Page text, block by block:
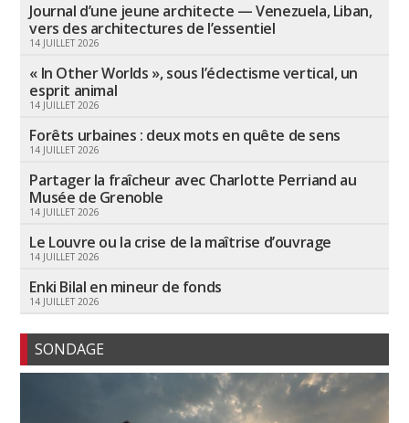
Journal d’une jeune architecte — Venezuela, Liban,
vers des architectures de l’essentiel
14 JUILLET 2026
« In Other Worlds », sous l’éclectisme vertical, un
esprit animal
14 JUILLET 2026
Forêts urbaines : deux mots en quête de sens
14 JUILLET 2026
Partager la fraîcheur avec Charlotte Perriand au
Musée de Grenoble
14 JUILLET 2026
Le Louvre ou la crise de la maîtrise d’ouvrage
14 JUILLET 2026
Enki Bilal en mineur de fonds
14 JUILLET 2026
SONDAGE